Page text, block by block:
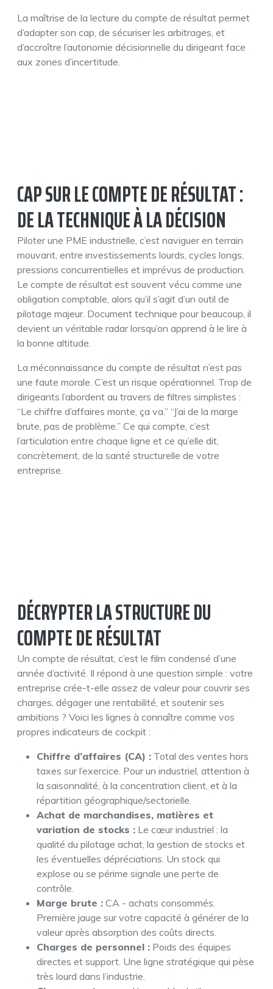
La maîtrise de la lecture du compte de résultat permet
d’adapter son cap, de sécuriser les arbitrages, et
d’accroître l’autonomie décisionnelle du dirigeant face
aux zones d’incertitude.
CAP SUR LE COMPTE DE RÉSULTAT :
DE LA TECHNIQUE À LA DÉCISION
Piloter une PME industrielle, c’est naviguer en terrain
mouvant, entre investissements lourds, cycles longs,
pressions concurrentielles et imprévus de production.
Le compte de résultat est souvent vécu comme une
obligation comptable, alors qu’il s’agit d’un outil de
pilotage majeur. Document technique pour beaucoup, il
devient un véritable radar lorsqu’on apprend à le lire à
la bonne altitude.
La méconnaissance du compte de résultat n’est pas
une faute morale. C’est un risque opérationnel. Trop de
dirigeants l’abordent au travers de filtres simplistes :
“Le chiffre d’affaires monte, ça va.” “J’ai de la marge
brute, pas de problème.” Ce qui compte, c’est
l’articulation entre chaque ligne et ce qu’elle dit,
concrètement, de la santé structurelle de votre
entreprise.
DÉCRYPTER LA STRUCTURE DU
COMPTE DE RÉSULTAT
Un compte de résultat, c’est le film condensé d’une
année d’activité. Il répond à une question simple : votre
entreprise crée-t-elle assez de valeur pour couvrir ses
charges, dégager une rentabilité, et soutenir ses
ambitions ? Voici les lignes à connaître comme vos
propres indicateurs de cockpit :
Chiffre d’affaires (CA) : Total des ventes hors
taxes sur l’exercice. Pour un industriel, attention à
la saisonnalité, à la concentration client, et à la
répartition géographique/sectorielle.
Achat de marchandises, matières et
variation de stocks : Le cœur industriel : la
qualité du pilotage achat, la gestion de stocks et
les éventuelles dépréciations. Un stock qui
explose ou se périme signale une perte de
contrôle.
Marge brute : CA - achats consommés.
Première jauge sur votre capacité à générer de la
valeur après absorption des coûts directs.
Charges de personnel : Poids des équipes
directes et support. Une ligne stratégique qui pèse
très lourd dans l’industrie.